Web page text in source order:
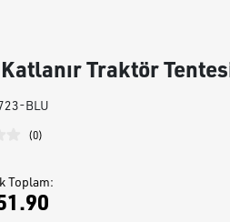
Traktör
BLU
(0)
Toplam: